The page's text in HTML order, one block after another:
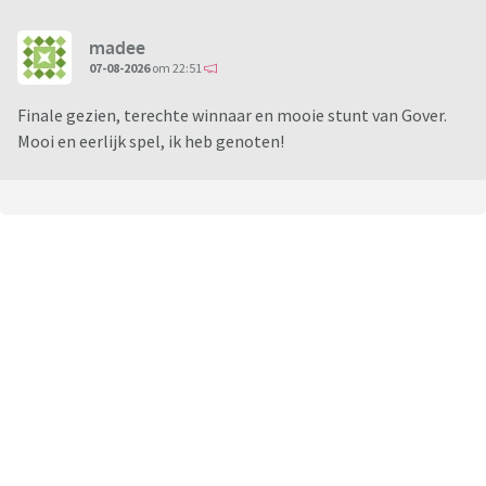
madee
07-08-2026om 22:51
Finale gezien, terechte winnaar en mooie stunt van Gover.
Mooi en eerlijk spel, ik heb genoten!